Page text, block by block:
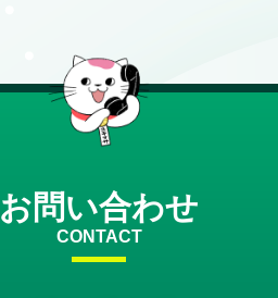
お問い合わせ
CONTACT